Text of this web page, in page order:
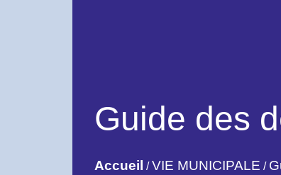
Guide des
Accueil /VIE MUNICIPALE /